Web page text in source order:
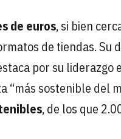
de euros, si bien
de tiendas. Su
por su liderazgo
sostenible del
, de los que